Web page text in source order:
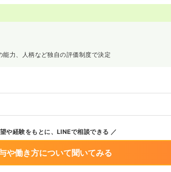
力、人柄など独自の評価制度で決定
や経験をもとに、LINEで相談できる
や働き方について聞いてみる